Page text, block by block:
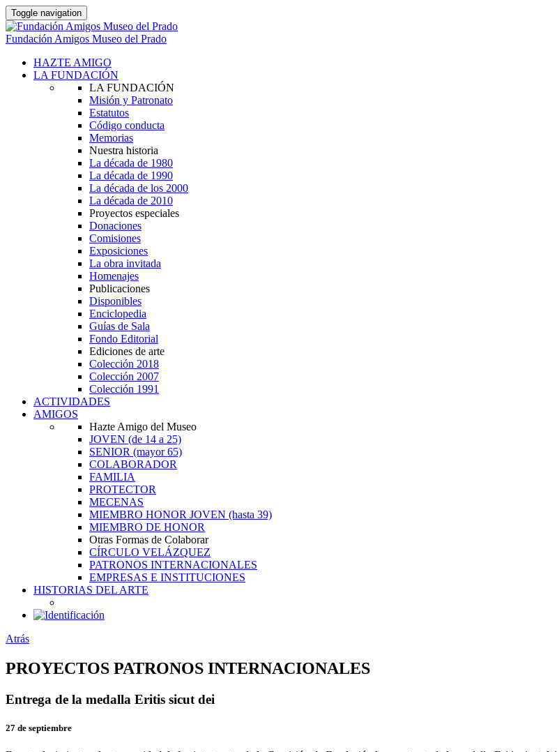
Toggle navigation
Fundación Amigos Museo del Prado
HAZTE AMIGO
LA FUNDACIÓN
LA FUNDACIÓN
Misión y Patronato
Estatutos
Código conducta
Memorias
Nuestra historia
La década de 1980
La década de 1990
La década de los 2000
La década de 2010
Proyectos especiales
Donaciones
Comisiones
Exposiciones
La obra invitada
Homenajes
Publicaciones
Disponibles
Enciclopedia
Guías de Sala
Fondo Editorial
Ediciones de arte
Colección 2018
Colección 2007
Colección 1991
ACTIVIDADES
AMIGOS
Hazte Amigo del Museo
JOVEN (de 14 a 25)
SENIOR (mayor 65)
COLABORADOR
FAMILIA
PROTECTOR
MECENAS
MIEMBRO HONOR JOVEN (hasta 39)
MIEMBRO DE HONOR
Otras Formas de Colaborar
CÍRCULO VELÁZQUEZ
PATRONOS INTERNACIONALES
EMPRESAS E INSTITUCIONES
HISTORIAS DEL ARTE
Atrás
PROYECTOS PATRONOS INTERNACIONALES
Entrega de la medalla Eritis sicut dei
27 de septiembre